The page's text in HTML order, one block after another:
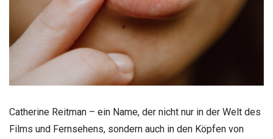
Catherine Reitman – ein Name, der nicht nur in der Welt des
Films und Fernsehens, sondern auch in den Köpfen von